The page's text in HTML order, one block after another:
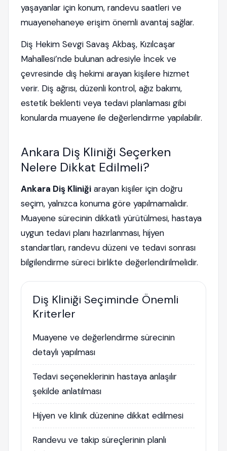
yaşayanlar için konum, randevu saatleri ve
muayenehaneye erişim önemli avantaj sağlar.
Diş Hekim Sevgi Savaş Akbaş, Kızılcaşar
Mahallesi’nde bulunan adresiyle İncek ve
çevresinde diş hekimi arayan kişilere hizmet
verir. Diş ağrısı, düzenli kontrol, ağız bakımı,
estetik beklenti veya tedavi planlaması gibi
konularda muayene ile değerlendirme yapılabilir.
Ankara Diş Kliniği Seçerken
Nelere Dikkat Edilmeli?
Ankara Diş Kliniği arayan kişiler için doğru
seçim, yalnızca konuma göre yapılmamalıdır.
Muayene sürecinin dikkatli yürütülmesi, hastaya
uygun tedavi planı hazırlanması, hijyen
standartları, randevu düzeni ve tedavi sonrası
bilgilendirme süreci birlikte değerlendirilmelidir.
Diş Kliniği Seçiminde Önemli
Kriterler
Muayene ve değerlendirme sürecinin
detaylı yapılması
Tedavi seçeneklerinin hastaya anlaşılır
şekilde anlatılması
Hijyen ve klinik düzenine dikkat edilmesi
Randevu ve takip süreçlerinin planlı